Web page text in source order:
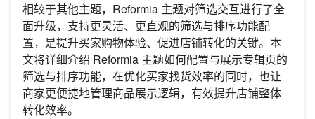
相较于其他主题，Reformia 主题对筛选交互进行了全
面升级，支持更灵活、更直观的筛选与排序功能配
置，是提升买家购物体验、促进店铺转化的关键。本
文将详细介绍 Reformia 主题如何配置与展示专辑页的
筛选与排序功能，在优化买家找货效率的同时，也让
商家更便捷地管理商品展示逻辑，有效提升店铺整体
转化效率。